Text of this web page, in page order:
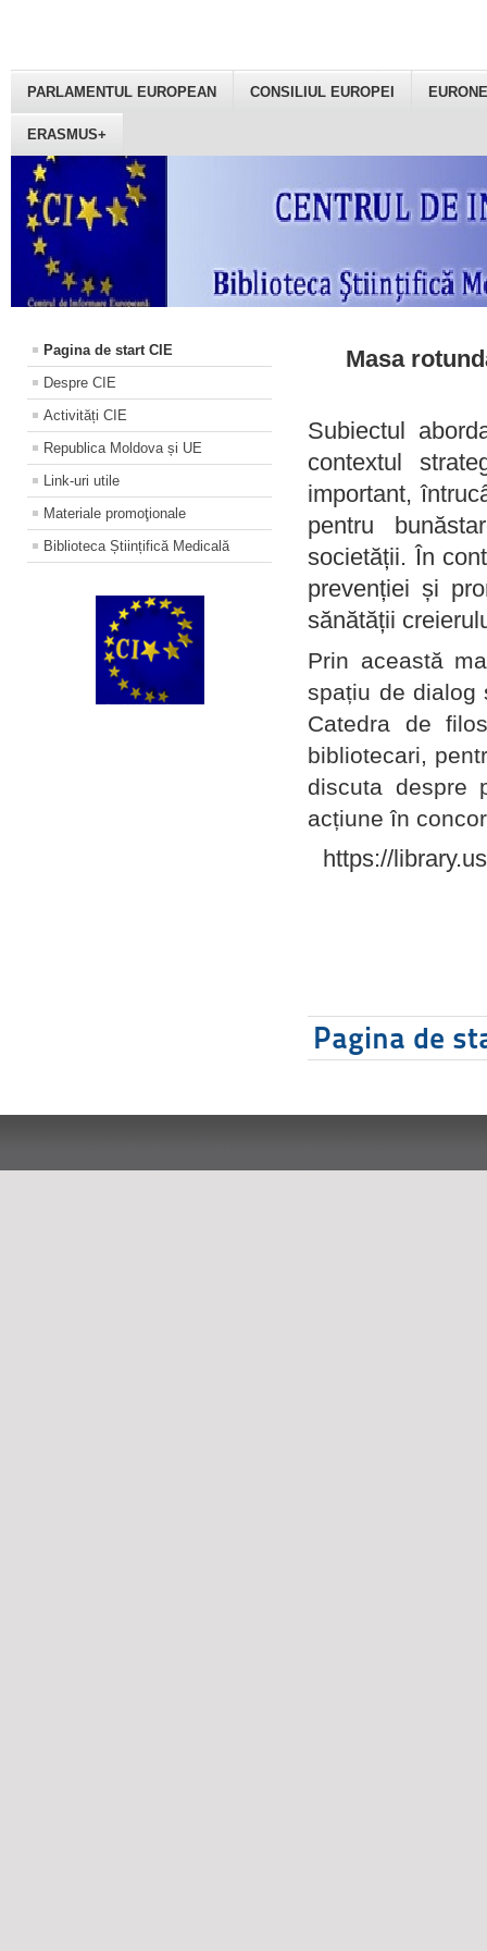
PARLAMENTUL EUROPEAN CONSILIUL EUROPEI
ERASMUS+
Pagina de start CIE
Despre CIE
Activități CIE
Republica Moldova și UE
Link-uri utile
Materiale promoţionale
Biblioteca Științifică Medicală
Masa
Subiectul
contextul
important,
pentru
societății. În
prevenției și
sănătății
Prin această
spațiu de dialog
Catedra de
bibliotecari,
discuta despre
acțiune în
https://
Pagina de